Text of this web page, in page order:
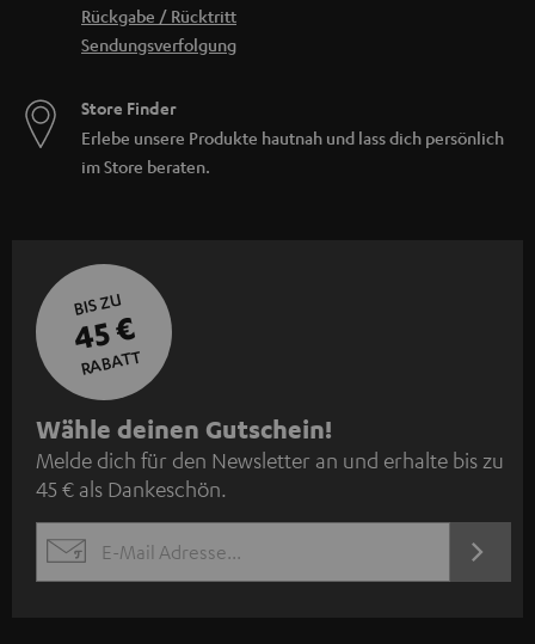
Rückgabe / Rücktritt
Sendungsverfolgung
Store Finder
Erlebe unsere Produkte hautnah und lass dich persönlich
im Store beraten.
BIS ZU
45 €
RABATT
N
e
w
s
l
Wähle deinen Gutschein!
Melde dich für den Newsletter an und erhalte bis zu
45 € als Dankeschön.
EMAIL
JETZT